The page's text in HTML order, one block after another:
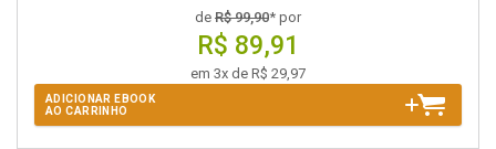
de R$ 99,90* por
R$ 89,91
em 3x de R$ 29,97
ADICIONAR EBOOK
AO CARRINHO